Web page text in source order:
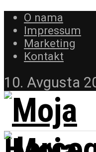
O nama
Impressum
Marketing
Kontakt
10. Avgusta